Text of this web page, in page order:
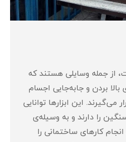
از جمله وسایلی هستند که
بردن و جابه‌جایی اجسام
می‌گیرند. این ابزارها توانایی
سنگین را دارند و به وسیله‌ی
کارهای ساختمانی را